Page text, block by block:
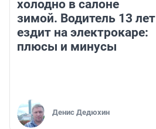
холодно в салоне
зимой. Водитель 13 лет
ездит на электрокаре:
плюсы и минусы
Денис Дедюхин